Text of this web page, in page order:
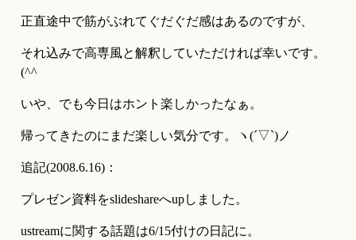
正直途中で筋がぶれてぐだぐだ感はあるのですが、
それ込みで高専風と解釈していただければ幸いです。
(^^ゞ
いや、でも今日はホント楽しかったなぁ。
帰ってきたのにまだ楽しい気分です。ヽ(´▽`)ノ
追記(2008.6.16)：
プレゼン資料をslideshareへupしました。
ustreamに関する話題は6/15付けの日記に。